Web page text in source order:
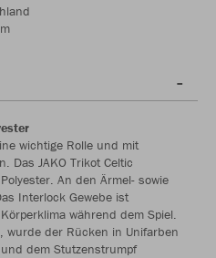
wichtige Rolle und mit
Das JAKO Trikot Celtic
An den Ärmel- sowie
Interlock Gewebe ist
während dem Spiel.
wurde der Rücken in Unifarben
dem Stutzenstrumpf